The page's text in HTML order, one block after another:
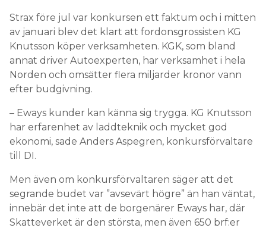
Strax före jul var konkursen ett faktum och i mitten
av januari blev det klart att fordonsgrossisten KG
Knutsson köper verksamheten. KGK, som bland
annat driver Autoexperten, har verksamhet i hela
Norden och omsätter flera miljarder kronor vann
efter budgivning.
– Eways kunder kan känna sig trygga. KG Knutsson
har erfarenhet av laddteknik och mycket god
ekonomi, sade Anders Aspegren, konkursförvaltare
till DI.
Men även om konkursförvaltaren säger att det
segrande budet var ”avsevärt högre” än han väntat,
innebär det inte att de borgenärer Eways har, där
Skatteverket är den största, men även 650 brf:er